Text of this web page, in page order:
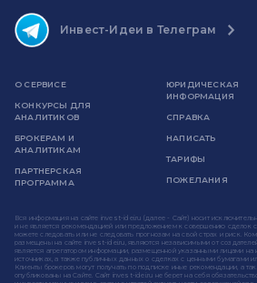
Инвест-Идеи в Телеграм
О СЕРВИСЕ
КОНКУРСЫ ДЛЯ
АНАЛИТИКОВ
БРОКЕРАМ И
АНАЛИТИКАМ
ПАРТНЕРСКАЯ
ПРОГРАММА
ЮРИДИЧЕСКАЯ
ИНФОРМАЦИЯ
СПРАВКА
НАПИСАТЬ
ТАРИФЫ
ПОЖЕЛАНИЯ
Вся информация на сайте invest-idei.ru (далее - Сайт) носит
и не является рекомендацией или предложением к совершению сделок
можете следовать или не следовать прогнозам на свой страх и риск.
размещены на сайте invest-idei.ru, являются независимыми от
является агрегатором информации, размещенной указанными лицами на
источниках, а также публичных данных о сделках с ценными бумагами
Клиенты брокеров могут получать по подписке иные рекомендации, а
опубликованы на Сайте. Сайт invest-idei.ru не берет на себя